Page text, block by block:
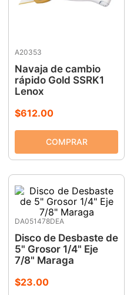
A20353
Navaja de cambio
rápido Gold SSRK1
Lenox
$612.00
DA051478DEA
Disco de Desbaste de
5" Grosor 1/4" Eje
7/8" Maraga
$23.00